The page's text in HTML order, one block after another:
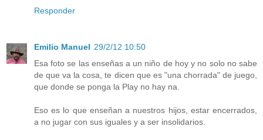
Responder
Emilio Manuel 29/2/12 10:50
Esa foto se las enseñas a un niño de hoy y no solo no sabe
de que va la cosa, te dicen que es "una chorrada" de juego,
que donde se ponga la Play no hay na.
Eso es lo que enseñan a nuestros hijos, estar encerrados,
a no jugar con sus iguales y a ser insolidarios.